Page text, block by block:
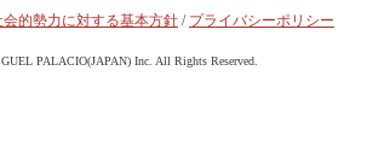
会的勢力に対する基本方針 / プライバシーポリシー
PALACIO(JAPAN) Inc. All Rights Reserved.